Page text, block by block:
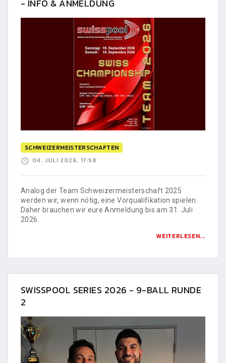
- INFO & ANMELDUNG
SCHWEIZERMEISTERSCHAFTEN
04. JULI 2026, 17:58
Analog der Team Schweizermeisterschaft 2025
werden wir, wenn nötig, eine Vorqualifikation spielen.
Daher brauchen wir eure Anmeldung bis am 31. Juli
2026.
WEITERLESEN...
SWISSPOOL SERIES 2026 - 9-BALL RUNDE
2